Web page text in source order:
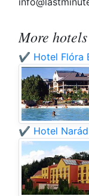
More
✔️ Hotel Flóra
✔️ Hotel